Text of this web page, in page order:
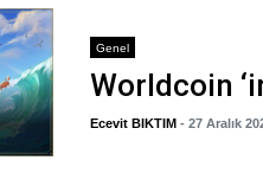
Genel
Worldcoin
Ecevit BIKTIM - 27 Aralık